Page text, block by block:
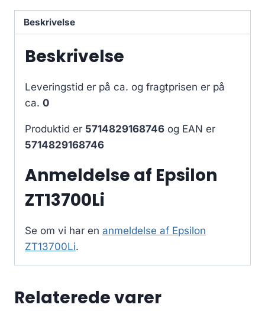
Beskrivelse
Beskrivelse
Leveringstid er på ca. og fragtprisen er på
ca. 0
Produktid er 5714829168746 og EAN er
5714829168746
Anmeldelse af Epsilon
ZT13700Li
Se om vi har en anmeldelse af Epsilon
ZT13700Li.
Relaterede varer